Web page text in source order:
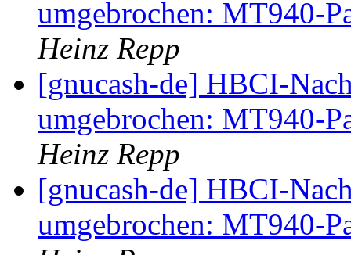
umgebrochen: MT940-
Heinz Repp
[gnucash-de] HBCI-
umgebrochen: MT940-
Heinz Repp
[gnucash-de] HBCI-
umgebrochen: MT940-